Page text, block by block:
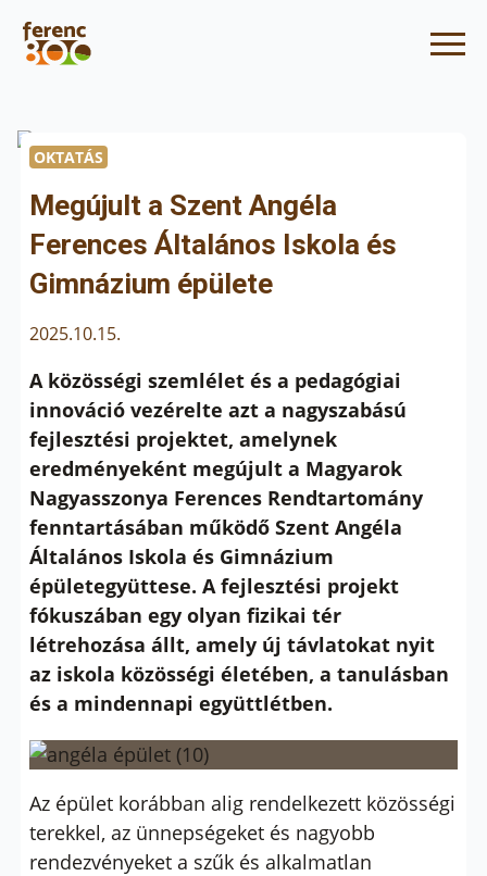
OKTATÁS
Megújult a Szent Angéla
Ferences Általános Iskola és
Gimnázium épülete
2025.10.15.
A közösségi szemlélet és a pedagógiai
innováció vezérelte azt a nagyszabású
fejlesztési projektet, amelynek
eredményeként megújult a Magyarok
Nagyasszonya Ferences Rendtartomány
fenntartásában működő Szent Angéla
Általános Iskola és Gimnázium
épületegyüttese. A fejlesztési projekt
fókuszában egy olyan fizikai tér
létrehozása állt, amely új távlatokat nyit
az iskola közösségi életében, a tanulásban
és a mindennapi együttlétben.
Az épület korábban alig rendelkezett közösségi
terekkel, az ünnepségeket és nagyobb
rendezvényeket a szűk és alkalmatlan